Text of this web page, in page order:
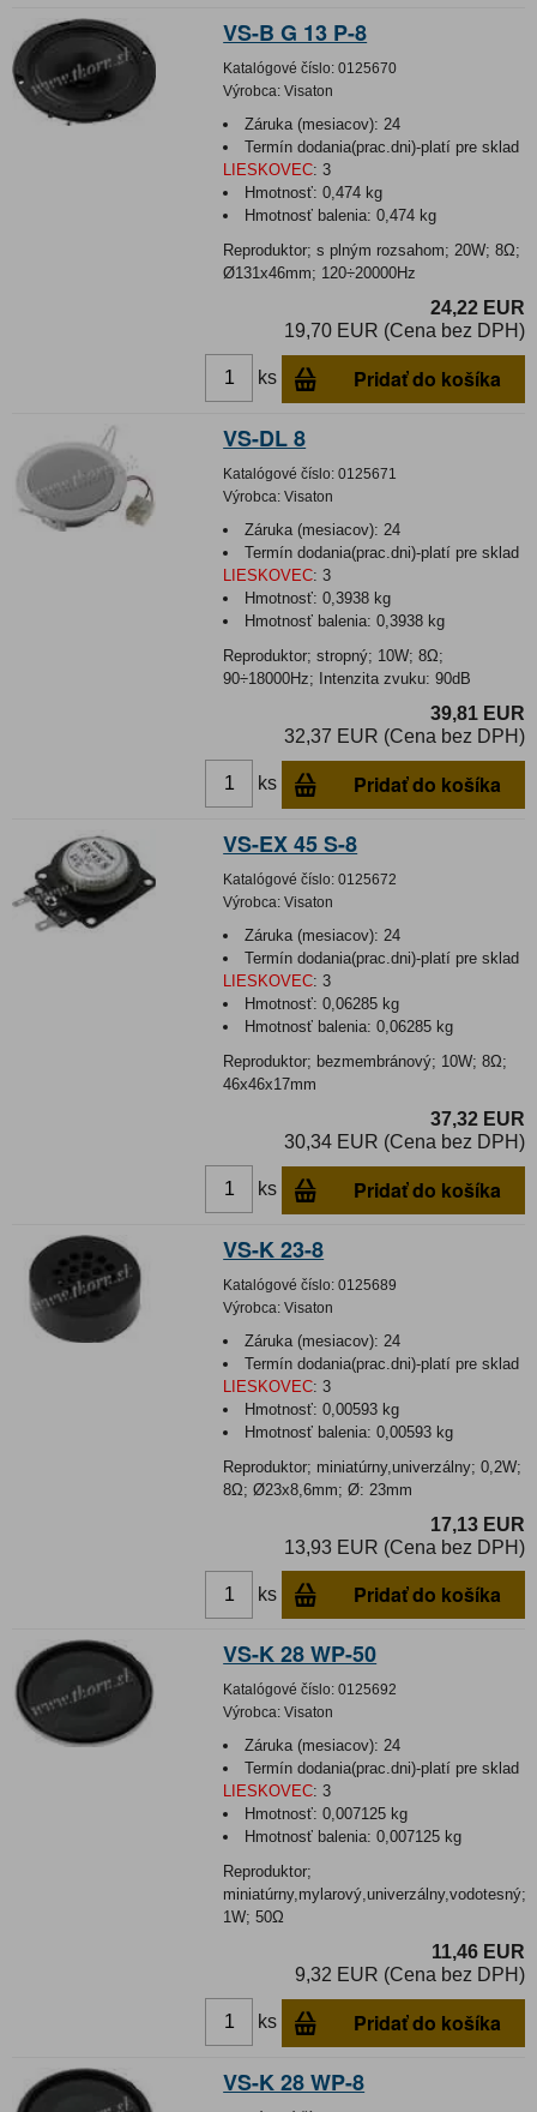
VS-B G 13 P-8
Katalógové číslo: 0125670
Výrobca: Visaton
Záruka (mesiacov): 24
Termín dodania(prac.dni)-platí pre sklad
LIESKOVEC: 3
Hmotnosť:0,474 kg
Hmotnosť balenia:0,474 kg
Reproduktor; s plným rozsahom; 20W; 8Ω;
Ø131x46mm; 120÷20000Hz
24,22 EUR
19,70 EUR (Cena bez DPH)
ks Pridať do košíka
VS-DL 8
Katalógové číslo: 0125671
Výrobca: Visaton
Záruka (mesiacov): 24
Termín dodania(prac.dni)-platí pre sklad
LIESKOVEC: 3
Hmotnosť:0,3938 kg
Hmotnosť balenia:0,3938 kg
Reproduktor; stropný; 10W; 8Ω;
90÷18000Hz; Intenzita zvuku: 90dB
39,81 EUR
32,37 EUR (Cena bez DPH)
ks Pridať do košíka
VS-EX 45 S-8
Katalógové číslo: 0125672
Výrobca: Visaton
Záruka (mesiacov): 24
Termín dodania(prac.dni)-platí pre sklad
LIESKOVEC: 3
Hmotnosť:0,06285 kg
Hmotnosť balenia:0,06285 kg
Reproduktor; bezmembránový; 10W; 8Ω;
46x46x17mm
37,32 EUR
30,34 EUR (Cena bez DPH)
ks Pridať do košíka
VS-K 23-8
Katalógové číslo: 0125689
Výrobca: Visaton
Záruka (mesiacov): 24
Termín dodania(prac.dni)-platí pre sklad
LIESKOVEC: 3
Hmotnosť:0,00593 kg
Hmotnosť balenia:0,00593 kg
Reproduktor; miniatúrny,univerzálny; 0,2W;
8Ω; Ø23x8,6mm; Ø: 23mm
17,13 EUR
13,93 EUR (Cena bez DPH)
ks Pridať do košíka
VS-K 28 WP-50
Katalógové číslo: 0125692
Výrobca: Visaton
Záruka (mesiacov): 24
Termín dodania(prac.dni)-platí pre sklad
LIESKOVEC: 3
Hmotnosť:0,007125 kg
Hmotnosť balenia:0,007125 kg
Reproduktor;
miniatúrny,mylarový,univerzálny,vodotesný;
1W; 50Ω
11,46 EUR
9,32 EUR (Cena bez DPH)
ks Pridať do košíka
VS-K 28 WP-8